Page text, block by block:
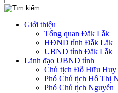
Giới thiệu
Tổng quan Đắk Lắk
HĐND tỉnh Đắk Lắk
UBND tỉnh Đắk Lắk
Lãnh đạo UBND tỉnh
Chủ tịch Đỗ Hữu Huy
Phó Chủ tịch Hồ Thị
Phó Chủ tịch Nguyễn